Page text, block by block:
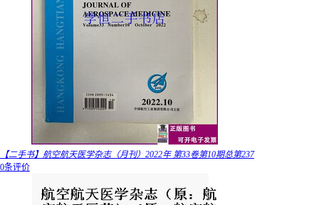
【二手书】航空航天医学杂志（月刊）2022年 第33卷第10期总第237
0条评价